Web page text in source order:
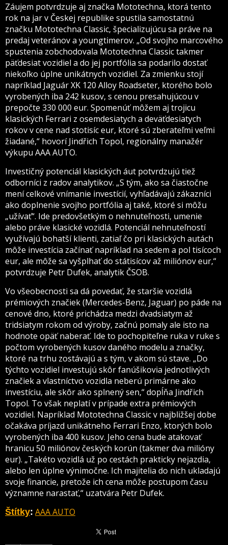
Záujem potvrdzuje aj značka Mototechna, ktorá tento
rok na jar v Českej republike spustila samostatnú
značku Mototechna Classic, špecializujúcu sa práve na
predaj veteránov a youngtimerov. „Od svojho marcového
spustenia zobchodovala Mototechna Classic takmer
päťdesiat vozidiel a do jej portfólia sa podarilo dostať
niekoľko úplne unikátnych vozidiel. Za zmienku stojí
napríklad Jaguár XK 120 Alloy Roadseter, ktorého bolo
vyrobených iba 242 kusov, s cenou presahujúcou v
prepočte 330 000 eur. Spomenúť môžem aj trojicu
klasických Ferrari z osemdesiatych a deväťdesiatych
rokov v cene nad stotisíc eur, ktoré sú zberateľmi veľmi
žiadané,“ hovorí Jindřich Topol, regionálny manažér
výkupu AAA AUTO.
Investičný potenciál klasických áut potvrdzujú tiež
odborníci z radov analytikov. „S tým, ako sa čiastočne
mení celkové vnímanie investícií, vyhľadávajú zákazníci
ako doplnenie svojho portfólia aj také, ktoré si môžu
„užívať“. Ide predovšetkým o nehnuteľnosti, umenie
alebo práve klasické vozidlá. Potenciál nehnuteľností
využívajú bohatší klienti, zatiaľ čo pri klasických autách
môže investícia začínať napríklad na sedem a pol tisícoch
eur, ale môže sa vyšplhať do státisícov až miliónov eur,“
potvrdzuje Petr Dufek, analytik ČSOB.
Vo všeobecnosti sa dá povedať, že staršie vozidlá
prémiových značiek (Mercedes-Benz, Jaguar) po páde na
cenové dno, ktoré prichádza medzi dvadsiatym až
tridsiatym rokom od výroby, začnú pomaly ale isto na
hodnote opäť naberať. Ide to pochopiteľne ruka v ruke s
počtom vyrobených kusov daného modelu a značky,
ktoré na trhu zostávajú a s tým, v akom sú stave. „Do
týchto vozidiel investujú skôr fanúšikovia jednotlivých
značiek a vlastníctvo vozidla neberú primárne ako
investíciu, ale skôr ako splnený sen,“ dopĺňa Jindřich
Topol. To však neplatí v prípade extra prémiových
vozidiel. Napríklad Mototechna Classic v najbližšej dobe
očakáva príjazd unikátneho Ferrari Enzo, ktorých bolo
vyrobených iba 400 kusov. Jeho cena bude atakovať
hranicu 50 miliónov českých korún (takmer dva milióny
eur). „Takéto vozidlá už po cestách prakticky nejazdia,
alebo len úplne výnimočne. Ich majitelia do nich ukladajú
svoje financie, pretože ich cena môže postupom času
významne narastať,“ uzatvára Petr Dufek.
Štítky: AAA AUTO